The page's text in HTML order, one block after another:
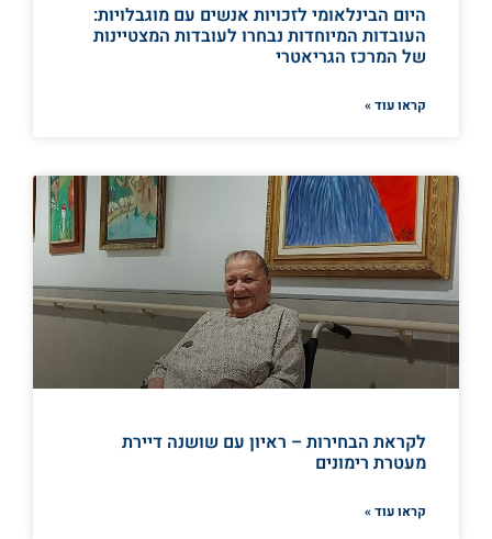
היום הבינלאומי לזכויות אנשים עם מוגבלויות:
העובדות המיוחדות נבחרו לעובדות המצטיינות
של המרכז הגריאטרי
קראו עוד »
לקראת הבחירות – ראיון עם שושנה דיירת
מעטרת רימונים
קראו עוד »